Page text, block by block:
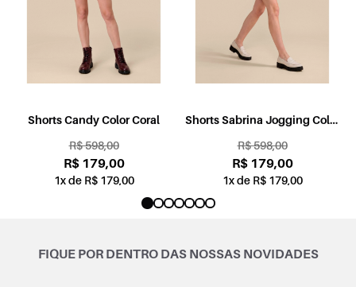
Shorts Candy Color Coral
R$ 598,00
R$ 179,00
1x de R$ 179,00
Shorts Sabrina Jogging Color
R$ 598,00
R$ 179,00
1x de R$ 179,00
FIQUE POR DENTRO DAS NOSSAS NOVIDADES